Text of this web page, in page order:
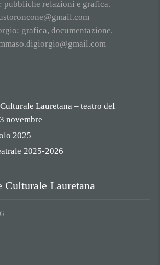
pubbliche relazioni e grafica.
grafica, documentazione.
Lauretana – teatro del
novembre
2025
2025-2026
Culturale Lauretana